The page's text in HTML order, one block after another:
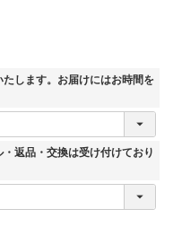
します。お届けにはお時間を
返品・交換は受け付けており